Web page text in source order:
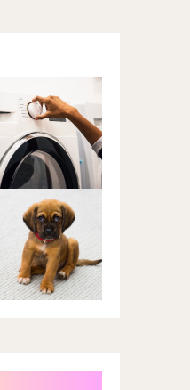
Vanish Caseiro
usando apenas
2 ingredientes
Socorro!
Minha casa
esta infestada
de carrapatos.